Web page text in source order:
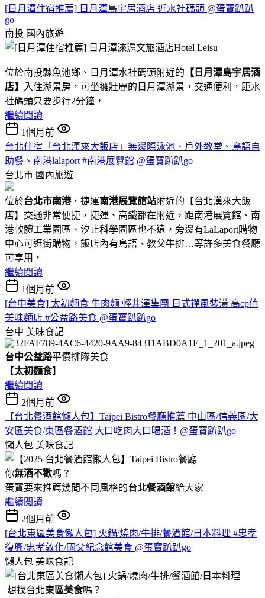
[日月潭住宿推薦] 日月潭島宇居酒店 近水社碼頭 @蛋寶趴趴
go
南投 國內旅遊
位於南投縣魚池鄉、日月潭水社碼頭附近的 【日月潭島宇居酒
店】
入住湖景房，可坐擁壯麗的日月潭湖景，交通便利，距水
社碼頭只要步行2分鐘，
繼續閱讀
1個月前
台北住宿「台北漢來大飯店」無邊際泳池、戶外教堂、島語自
助餐、南港lalaport #南港展覽館 @蛋寶趴趴go
台北市 國內旅遊
位於台北市南港，捷運南港展覽館站附近的【台北漢來大飯
店】交通非常便捷，捷運、高鐵都在附近，距南港展覽館、南
港軟體工業園區、汐止科學園區也不遠，旁邊有LaLaport購物
中心可逛街購物，飯店內有島語、教父牛排…等許多美食餐廳
可享用，
繼續閱讀
1個月前
[台中美食] 太初麵食 牛肉麵 輕井澤集團 日式禪風裝潢 高cp值
美味麵店 #公益路美食 @蛋寶趴趴go
台中 美味食記
台中公益路平價排隊美食
【太初麵食】
繼續閱讀
2個月前
【台北餐酒館懶人包】Taipei Bistro餐廳推薦 中山區/信義區/大
安區美食/東區餐酒館 大口吃肉大口喝酒！@蛋寶趴趴go
懶人包 美味食記
你無酒不歡嗎？
蛋寶要來推薦幾間不同風格的台北餐酒館給大家
繼續閱讀
2個月前
[台北東區美食懶人包] 火鍋/燒肉/牛排/餐酒館/日本料理 #忠孝
復興/忠孝敦化/國父紀念館美食 @蛋寶趴趴go
懶人包 美味食記
想找台北東區美食嗎？